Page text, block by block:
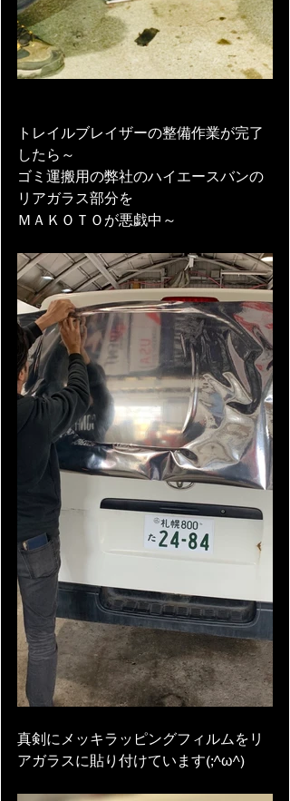
トレイルブレイザーの整備作業が完了
したら～
ゴミ運搬用の弊社のハイエースバンの
リアガラス部分を
ＭＡＫＯＴＯが悪戯中～
真剣にメッキラッピングフィルムをリ
アガラスに貼り付けています(;^ω^)